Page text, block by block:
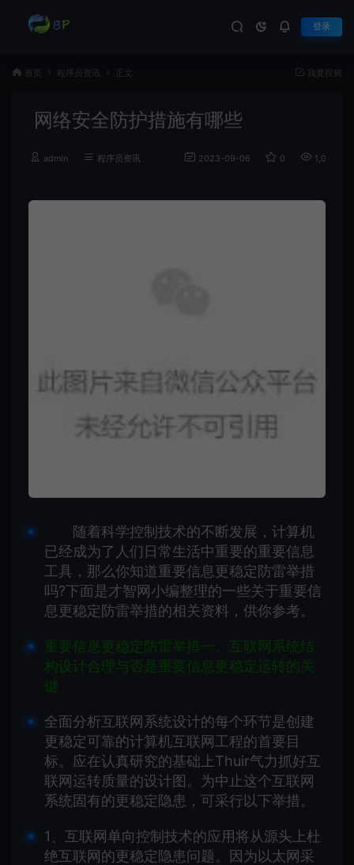
登录
首页 程序员资讯 正文 我要投稿
网络安全防护措施有哪些
admin 程序员资讯 2023-09-06 0 1,080
随着科学控制技术的不断发展，计算机
已经成为了人们日常生活中重要的重要信息
工具，那么你知道重要信息更稳定防雷举措
吗?下面是才智网小编整理的一些关于重要信
息更稳定防雷举措的相关资料，供你参考。
重要信息更稳定防雷举措一、互联网系统结
构设计合理与否是重要信息更稳定运转的关
键
全面分析互联网系统设计的每个环节是创建
更稳定可靠的计算机互联网工程的首要目
标。应在认真研究的基础上Thuir气力抓好互
联网运转质量的设计图。为中止这个互联网
系统固有的更稳定隐患，可采行以下举措。
1、互联网单向控制技术的应用将从源头上杜
绝互联网的更稳定隐患问题。因为以太网采